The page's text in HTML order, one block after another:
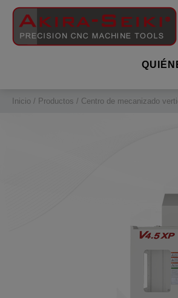
Inicio Productos Centro de mecanizado
Panel de gestión de cookies